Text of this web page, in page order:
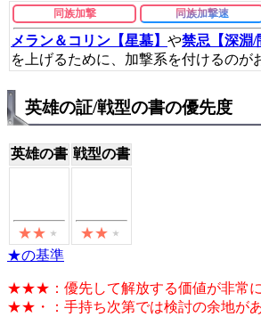
同族加撃 同族加撃速
メラン＆コリン【星墓】 や禁忌【深淵/
を上げるために、加撃系を付けるのが
英雄の証/戦型の書の優先度
英雄の書 戦型の書
★の基準
★★★：優先して解放する価値が非常
★★・：手持ち次第では検討の余地が